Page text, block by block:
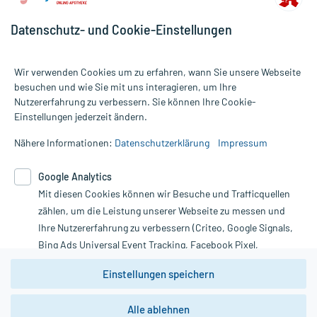
Alle Preise gelten inkl. MwSt., ggf. zzgl. Versandkosten
Informationen auf dieser Website werden ausschließlich für
die Untersuchung und Behandlung durch einen Arzt. Bitte
Therapien eingeleitet werden können. | Diese Webseite benutzt
Google Analytics. Lesen Sie bitte dazu die wichtigen Hinweise in
unserer Datenschutzerklärung. Für den Widerruf einer Bestellung
nutzen Sie das Formular:
Vertrag widerrufen
*Hinweise zu unseren Aktionen und Bewertungen
Datenschutz- und Cookie-Einstellungen
Wir verwenden Cookies um zu erfahren, wann Sie unsere Webseite
besuchen und wie Sie mit uns interagieren, um Ihre
Nutzererfahrung zu verbessern. Sie können Ihre Cookie-
Einstellungen jederzeit ändern.
Nähere Informationen: Datenschutzerklärung Impressum
Google Analytics
Mit diesen Cookies können wir Besuche und Trafficquellen
zählen, um die Leistung unserer Webseite zu messen und
Ihre Nutzererfahrung zu verbessern (Criteo, Google Signals,
Bing Ads Universal Event Tracking, Facebook Pixel,
Youtube-Social Plugin).
Wir weisen darauf hin, dass die
zwingend den Europäischen Anforderungen gem. EU-
Einstellungen speichern
Alle ablehnen